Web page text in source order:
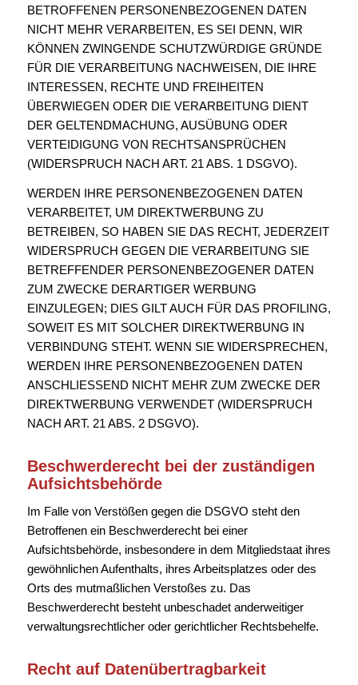
BETROFFENEN PERSONENBEZOGENEN DATEN
NICHT MEHR VERARBEITEN, ES SEI DENN, WIR
KÖNNEN ZWINGENDE SCHUTZWÜRDIGE GRÜNDE
FÜR DIE VERARBEITUNG NACHWEISEN, DIE IHRE
INTERESSEN, RECHTE UND FREIHEITEN
ÜBERWIEGEN ODER DIE VERARBEITUNG DIENT
DER GELTENDMACHUNG, AUSÜBUNG ODER
VERTEIDIGUNG VON RECHTSANSPRÜCHEN
(WIDERSPRUCH NACH ART. 21 ABS. 1 DSGVO).
WERDEN IHRE PERSONENBEZOGENEN DATEN
VERARBEITET, UM DIREKTWERBUNG ZU
BETREIBEN, SO HABEN SIE DAS RECHT, JEDERZEIT
WIDERSPRUCH GEGEN DIE VERARBEITUNG SIE
BETREFFENDER PERSONENBEZOGENER DATEN
ZUM ZWECKE DERARTIGER WERBUNG
EINZULEGEN; DIES GILT AUCH FÜR DAS PROFILING,
SOWEIT ES MIT SOLCHER DIREKTWERBUNG IN
VERBINDUNG STEHT. WENN SIE WIDERSPRECHEN,
WERDEN IHRE PERSONENBEZOGENEN DATEN
ANSCHLIESSEND NICHT MEHR ZUM ZWECKE DER
DIREKTWERBUNG VERWENDET (WIDERSPRUCH
NACH ART. 21 ABS. 2 DSGVO).
Beschwerde­recht bei der zuständigen
Aufsichts­behörde
Im Falle von Verstößen gegen die DSGVO steht den
Betroffenen ein Beschwerderecht bei einer
Aufsichtsbehörde, insbesondere in dem Mitgliedstaat ihres
gewöhnlichen Aufenthalts, ihres Arbeitsplatzes oder des
Orts des mutmaßlichen Verstoßes zu. Das
Beschwerderecht besteht unbeschadet anderweitiger
verwaltungsrechtlicher oder gerichtlicher Rechtsbehelfe.
Recht auf Daten­übertrag­barkeit